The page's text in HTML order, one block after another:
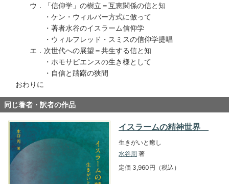
ウ．「信仰学」の樹立＝互恵関係の信と知
・ケン・ウィルバー方式に倣って
・著者水谷のイスラーム信仰学
・ウィルフレッド・スミスの信仰学提唱
エ．次世代への展望＝共生する信と知
・ホモサピエンスの生き様として
・自信と躊躇の狭間
おわりに
同じ著者・訳者の作品
イスラームの精神世界
生きがいと癒し
水谷周 著
定価 3,960円（税込）